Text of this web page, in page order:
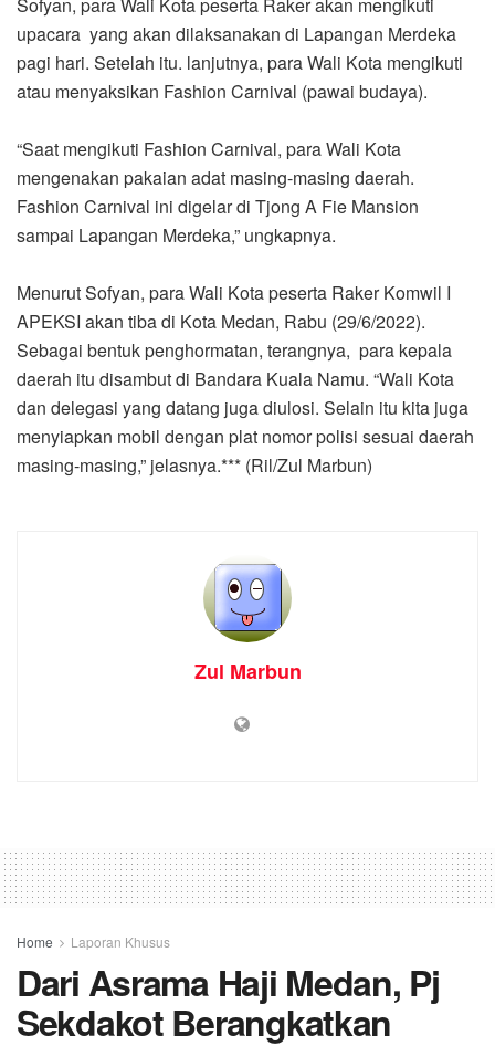
Sofyan, para Wali Kota peserta Raker akan mengikuti
upacara yang akan dilaksanakan di Lapangan Merdeka
pagi hari. Setelah itu. lanjutnya, para Wali Kota mengikuti
atau menyaksikan Fashion Carnival (pawai budaya).
“Saat mengikuti Fashion Carnival, para Wali Kota
mengenakan pakaian adat masing-masing daerah.
Fashion Carnival ini digelar di Tjong A Fie Mansion
sampai Lapangan Merdeka,” ungkapnya.
Menurut Sofyan, para Wali Kota peserta Raker Komwil I
APEKSI akan tiba di Kota Medan, Rabu (29/6/2022).
Sebagai bentuk penghormatan, terangnya, para kepala
daerah itu disambut di Bandara Kuala Namu. “Wali Kota
dan delegasi yang datang juga diulosi. Selain itu kita juga
menyiapkan mobil dengan plat nomor polisi sesuai daerah
masing-masing,” jelasnya.*** (Ril/Zul Marbun)
Zul Marbun
Home Laporan Khusus
Dari Asrama Haji Medan, Pj
Sekdakot Berangkatkan